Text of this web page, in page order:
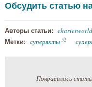
Обсудить статью
Авторы статьи:
Метки: суперяхты 32
Понравилась